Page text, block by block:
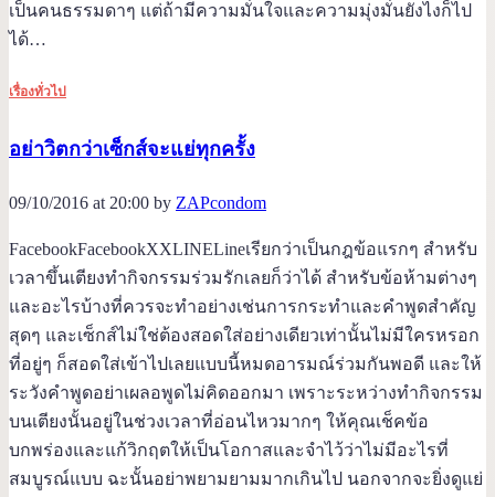
เป็นคนธรรมดาๆ แต่ถ้ามีความมั่นใจและความมุ่งมั่นยังไงก็ไป
ได้…
เรื่องทั่วไป
อย่าวิตกว่าเซ็กส์จะแย่ทุกครั้ง
09/10/2016 at 20:00 by ZAPcondom
FacebookFacebookXXLINELineเรียกว่าเป็นกฎข้อแรกๆ สำหรับ
เวลาขึ้นเตียงทำกิจกรรมร่วมรักเลยก็ว่าได้ สำหรับข้อห้ามต่างๆ
และอะไรบ้างที่ควรจะทำอย่างเช่นการกระทำและคำพูดสำคัญ
สุดๆ และเซ็กส์ไม่ใช่ต้องสอดใส่อย่างเดียวเท่านั้นไม่มีใครหรอก
ที่อยู่ๆ ก็สอดใส่เข้าไปเลยแบบนี้หมดอารมณ์ร่วมกันพอดี และให้
ระวังคำพูดอย่าเผลอพูดไม่คิดออกมา เพราะระหว่างทำกิจกรรม
บนเตียงนั้นอยู่ในช่วงเวลาที่อ่อนไหวมากๆ ให้คุณเช็คข้อ
บกพร่องและแก้วิกฤตให้เป็นโอกาสและจำไว้ว่าไม่มีอะไรที่
สมบูรณ์แบบ ฉะนั้นอย่าพยามยามมากเกินไป นอกจากจะยิ่งดูแย่